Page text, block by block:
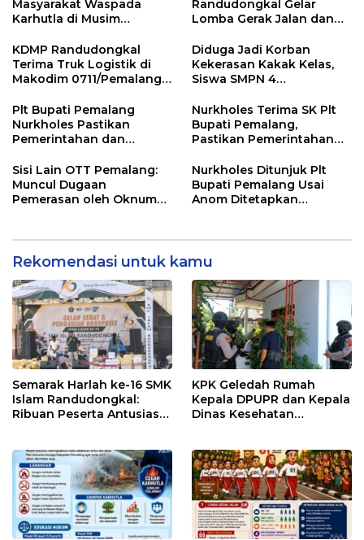
Masyarakat Waspada
Karhutla di Musim
Randudongkal Gelar
Lomba Gerak Jalan dan
HUT RI ke-81
KDMP Randudongkal
Terima Truk Logistik di
Makodim 0711/Pemalang
Desa
Diduga Jadi Korban
Kekerasan Kakak Kelas,
Siswa SMPN 4
Dunia
Plt Bupati Pemalang
Nurkholes Pastikan
Pemerintahan dan
Berjalan
Nurkholes Terima SK Plt
Bupati Pemalang,
Pastikan Pemerintahan
Sisi Lain OTT Pemalang:
Muncul Dugaan
Pemerasan oleh Oknum
Nurkholes Ditunjuk Plt
Bupati Pemalang Usai
Anom Ditetapkan
Rekomendasi untuk kamu
Semarak Harlah ke-16 SMK
Islam Randudongkal:
Ribuan Peserta Antusias
KPK Geledah Rumah
Kepala DPUPR dan Kepala
Dinas Kesehatan